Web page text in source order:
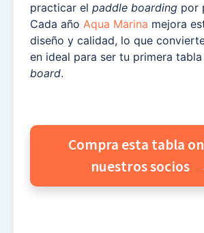
practicar el paddle boarding por
Cada año Aqua Marina mejora
diseño y calidad, lo que
en ideal para ser tu primera
board.
Compra esta tabla
nuestros socios